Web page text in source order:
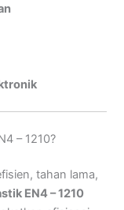
– 1210?
tahan lama,
EN4 – 1210